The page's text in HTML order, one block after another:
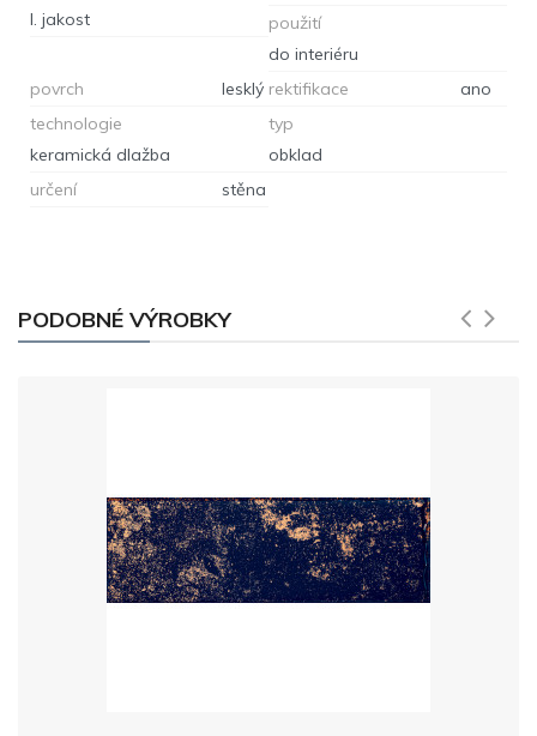
I. jakost
použití
do interiéru
povrch
lesklý rektifikace
ano
technologie
keramická dlažba
typ
obklad
určení
stěna
PODOBNÉ VÝROBKY